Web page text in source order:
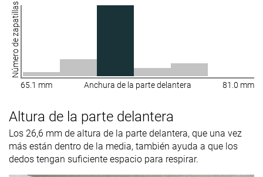
Número de zapatillas
65.1 mm Anchura de la parte delantera 81.0 mm
Altura de la parte delantera
Los 26,6 mm de altura de la parte delantera, que una vez
más están dentro de la media, también ayuda a que los
dedos tengan suficiente espacio para respirar.